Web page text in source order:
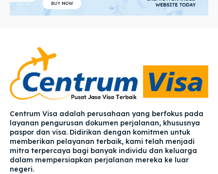
Centrum Visa adalah perusahaan yang berfokus pada
layanan pengurusan dokumen perjalanan, khususnya
paspor dan visa. Didirikan dengan komitmen untuk
memberikan pelayanan terbaik, kami telah menjadi
mitra terpercaya bagi banyak individu dan keluarga
dalam mempersiapkan perjalanan mereka ke luar
negeri.